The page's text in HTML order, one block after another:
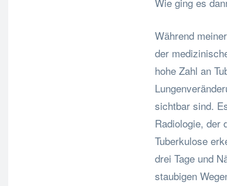
Während
der
hohe Zahl an
sichtbar sind.
Radiologie, der
Tuberkulose
drei Tage und
staubigen